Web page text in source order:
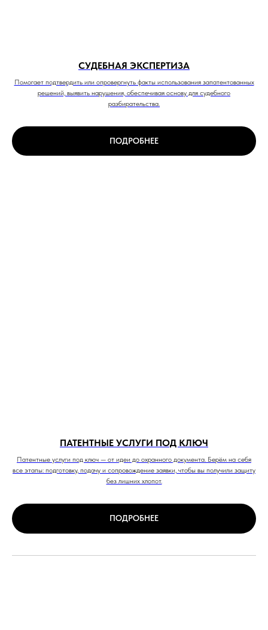
СУДЕБНАЯ ЭКСПЕРТИЗА
Помогает подтвердить или опровергнуть факты использования запатентованных
решений, выявить нарушения, обеспечивая основу для судебного
разбирательства.
ПОДРОБНЕЕ
ПАТЕНТНЫЕ УСЛУГИ ПОД КЛЮЧ
Патентные услуги под ключ — от идеи до охранного документа. Берём на себя
все этапы: подготовку, подачу и сопровождение заявки, чтобы вы получили защиту
без лишних хлопот.
ПОДРОБНЕЕ